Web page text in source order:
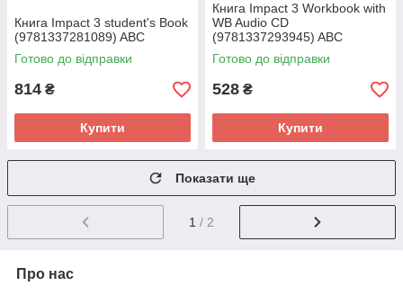
Книга Impact 3 student's Book
(9781337281089) ABC
Готово до відправки
814 ₴
Купити
Книга Impact 3 Workbook with
WB Audio CD
(9781337293945) ABC
Готово до відправки
528 ₴
Купити
Показати ще
1 / 2
Про нас